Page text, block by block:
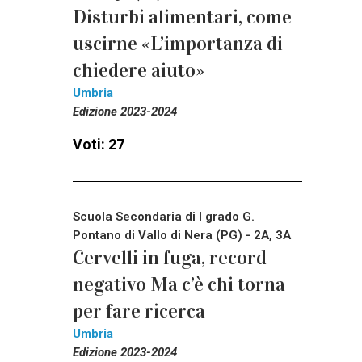
Disturbi alimentari, come
uscirne «L’importanza di
chiedere aiuto»
Umbria
Edizione 2023-2024
Voti: 27
Scuola Secondaria di I grado G.
Pontano di Vallo di Nera (PG) - 2A, 3A
Cervelli in fuga, record
negativo Ma c’è chi torna
per fare ricerca
Umbria
Edizione 2023-2024